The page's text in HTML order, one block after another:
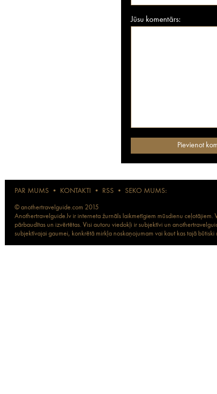
Jūsu komentārs:
PAR MUMS • KONTAKTI • RSS • SEKO MUMS:
© anothertravelguide.com 2015
Anothertravelguide.lv ir interneta žurnāls laikmetīgiem mūsdienu
pārbaudītas un izvērtētas. Visi autoru viedokļi ir subjektīvi un
subjektīvajai gaumei, konkrētā mirkļa noskaņojumam vai kaut kas tajā